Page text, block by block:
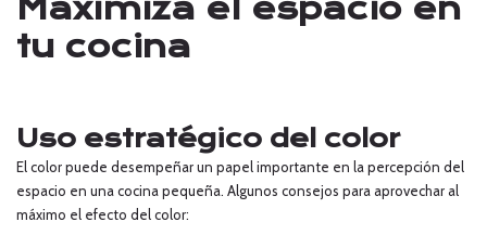
Maximiza el espacio en
tu cocina
Uso estratégico del color
El color puede desempeñar un papel importante en la percepción del
espacio en una cocina pequeña. Algunos consejos para aprovechar al
máximo el efecto del color: